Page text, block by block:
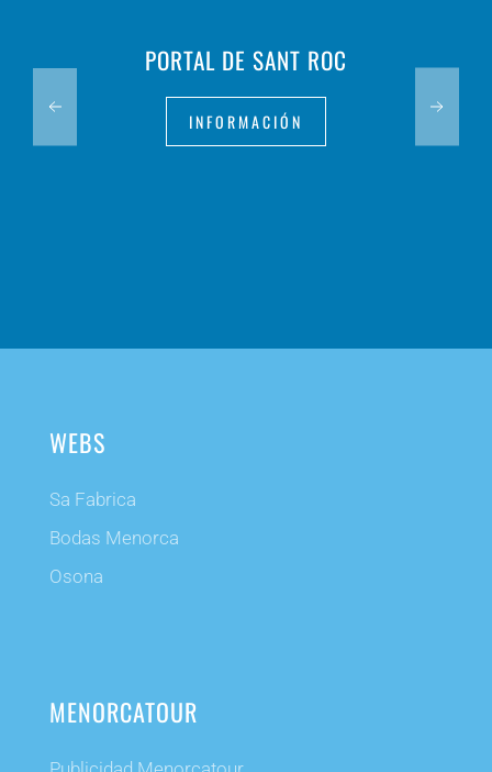
PORTAL DE SANT ROC
INFORMACIÓN
WEBS
Sa Fabrica
Bodas Menorca
Osona
MENORCATOUR